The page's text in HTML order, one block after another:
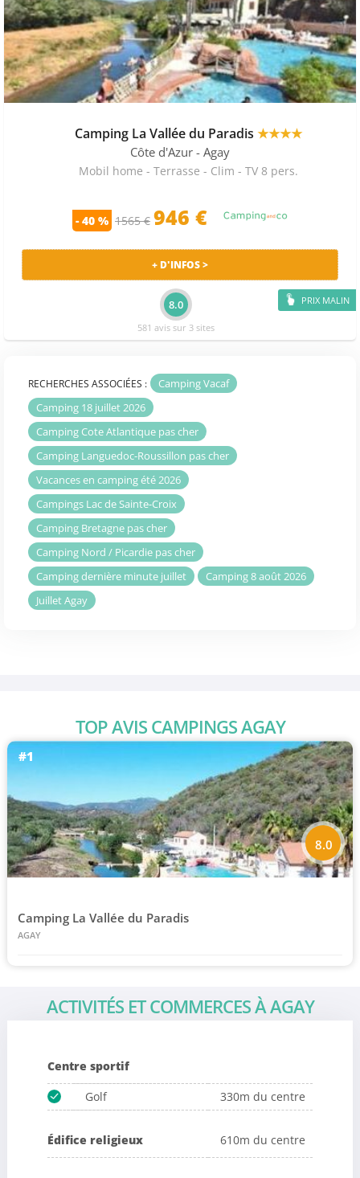
Camping La Vallée du Paradis ★★★★
Côte d'Azur - Agay
Mobil home - Terrasse - Clim - TV 8 pers.
- 40 % 1565 € 946 €
PRIX MALIN
+ D'INFOS >
8.0
581 avis sur 3 sites
RECHERCHES ASSOCIÉES :
Camping Vacaf
Camping 18 juillet 2026
Camping Cote Atlantique pas cher
Camping Languedoc-Roussillon pas cher
Vacances en camping été 2026
Campings Lac de Sainte-Croix
Camping Bretagne pas cher
Camping Nord / Picardie pas cher
Camping dernière minute juillet
Camping 8 août 2026
Juillet Agay
TOP AVIS CAMPINGS AGAY
#1
Camping La Vallée du Paradis
AGAY
8.0
ACTIVITÉS ET COMMERCES À AGAY
Centre sportif
Golf
330m du centre
Édifice religieux 610m du centre